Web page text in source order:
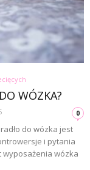
WÓZKA?
0
do wózka jest
i pytania
wyposażenia wózka